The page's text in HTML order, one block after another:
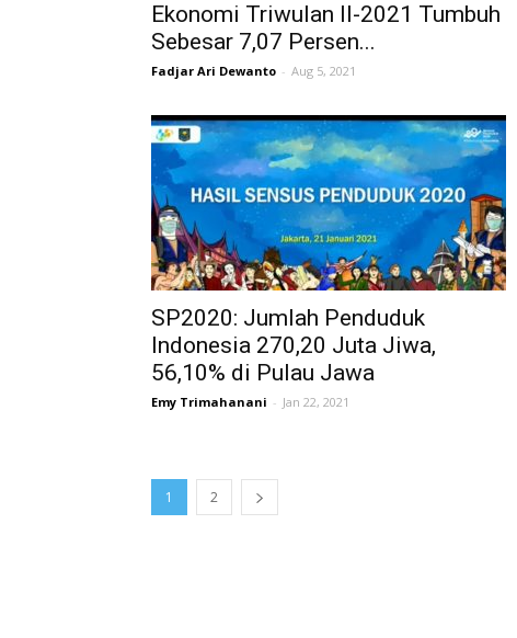
Ekonomi Triwulan II-2021 Tumbuh
Sebesar 7,07 Persen...
Fadjar Ari Dewanto - Aug 5, 2021
SP2020: Jumlah Penduduk
Indonesia 270,20 Juta Jiwa,
56,10% di Pulau Jawa
Emy Trimahanani - Jan 22, 2021
1 2